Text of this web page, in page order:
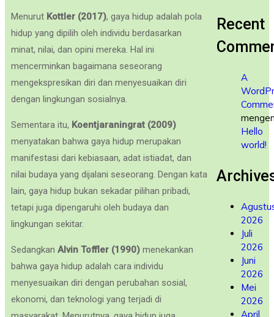
Menurut Kottler (2017), gaya hidup adalah pola
hidup yang dipilih oleh individu berdasarkan
minat, nilai, dan opini mereka. Hal ini
mencerminkan bagaimana seseorang
mengekspresikan diri dan menyesuaikan diri
dengan lingkungan sosialnya.
Sementara itu, Koentjaraningrat (2009)
menyatakan bahwa gaya hidup merupakan
manifestasi dari kebiasaan, adat istiadat, dan
nilai budaya yang dijalani seseorang. Dengan kata
lain, gaya hidup bukan sekadar pilihan pribadi,
tetapi juga dipengaruhi oleh budaya dan
lingkungan sekitar.
Sedangkan Alvin Toffler (1990) menekankan
bahwa gaya hidup adalah cara individu
menyesuaikan diri dengan perubahan sosial,
ekonomi, dan teknologi yang terjadi di
Recent
A
Hello
world!
2026
Juli
2026
Juni
2026
Mei
2026
April